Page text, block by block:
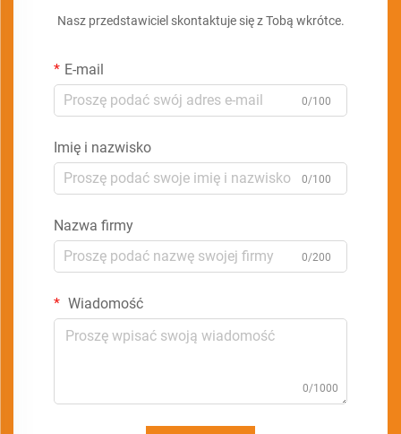
Nasz przedstawiciel skontaktuje się z Tobą wkrótce.
E-mail
0/100
Imię i nazwisko
0/100
Nazwa firmy
0/200
Wiadomość
0/1000